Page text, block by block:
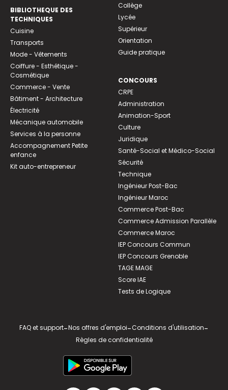
BIBLIOTHEQUE DES
TECHNIQUES
Cuisine
Transports
Mode - Vêtements
Coiffure - Esthétique -
Cosmétique
Commerce - Vente
Bâtiment - Architecture
Électricité
Mécanique automobile
Services à la personne
Accompagnement Petite
enfance
Kit auto-entrepreneur
Collège
Lycée
Supérieur
Orientation
Guide pratique
CONCOURS
CRPE
Administration
Animation-Sport
Culture
Juridique
Santé-Social et Médico-Social
Sécurité
Technique
Ingénieur Post-Bac
Ingénieur Maroc
Commerce Post-Bac
Commerce Admission Parallèle
Commerce Maroc
IEP Concours Commun
IEP Concours Grenoble
TAGE MAGE
Score IAE
Tests de Logique
FAQ et support-Nos offres d'emploi-Conditions d'utilisation-
Règles de confidentialité